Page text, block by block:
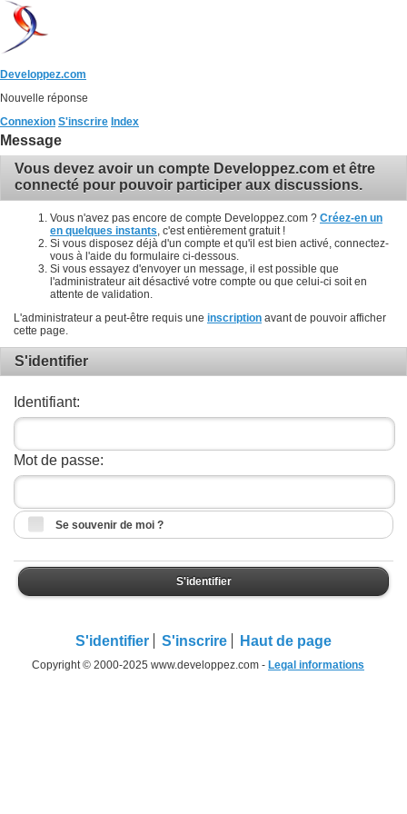
Developpez.com
Nouvelle réponse
Connexion S'inscrire Index
Message
Vous devez avoir un compte Developpez.com et être
connecté pour pouvoir participer aux discussions.
Vous n'avez pas encore de compte Developpez.com ? Créez-en un
en quelques instants , c'est entièrement gratuit !
Si vous disposez déjà d'un compte et qu'il est bien activé, connectez-
vous à l'aide du formulaire ci-dessous.
Si vous essayez d'envoyer un message, il est possible que
l'administrateur ait désactivé votre compte ou que celui-ci soit en
attente de validation.
L'administrateur a peut-être requis une inscription avant de pouvoir afficher
cette page.
S'identifier
Identifiant:
Mot de passe:
Se souvenir de moi ?
S'identifier
S'identifier S'inscrire Haut de page
Copyright © 2000-2025 www.developpez.com - Legal informations